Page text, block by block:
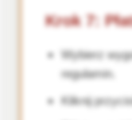
Krok 7:
Wybierz
regulamin.
Kliknij